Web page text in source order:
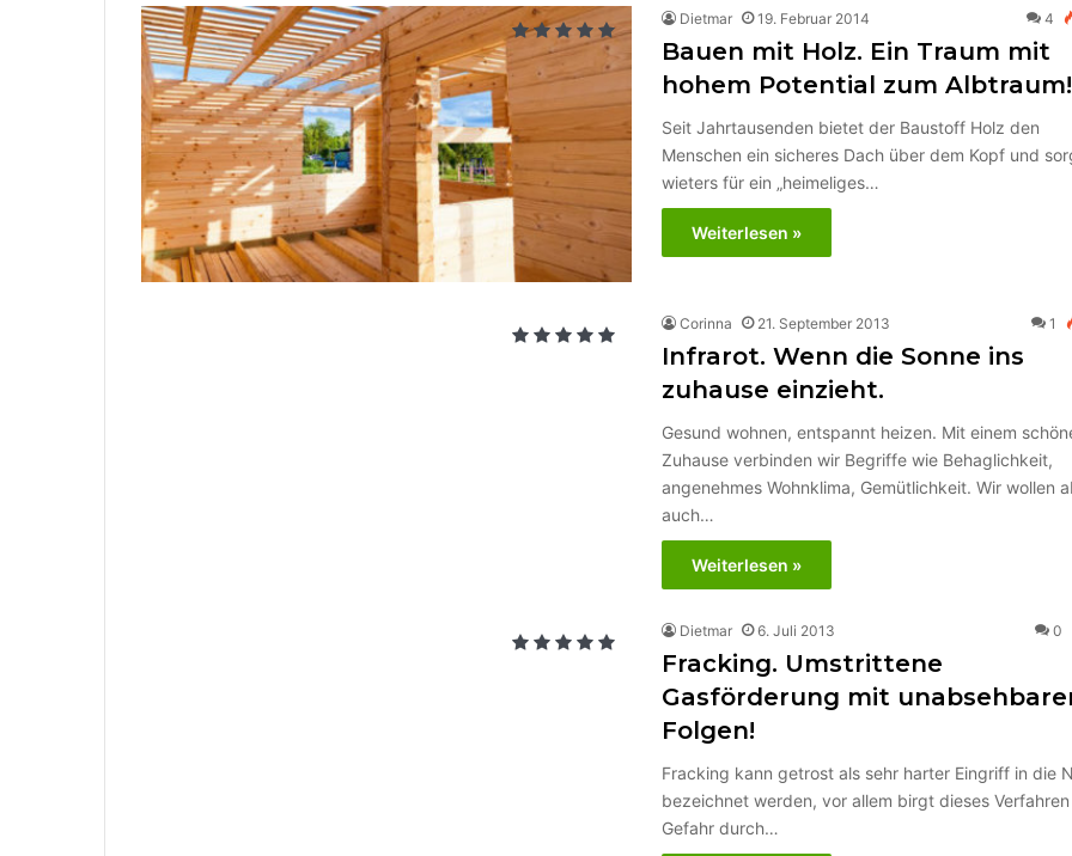
Dietmar 19. Februar 2014 4
Bauen mit Holz. Ein Traum mit
hohem Potential zum Albtraum!
Seit Jahrtausenden bietet der Baustoff Holz den
Menschen ein sicheres Dach über dem Kopf und
wieters für ein „heimeliges…
Weiterlesen »
Corinna 21. September 2013 1
Infrarot. Wenn die Sonne ins
zuhause einzieht.
Gesund wohnen, entspannt heizen. Mit einem
Zuhause verbinden wir Begriffe wie Behaglichkeit,
angenehmes Wohnklima, Gemütlichkeit. Wir wollen
auch…
Weiterlesen »
Dietmar 6. Juli 2013 0
Fracking. Umstrittene
Gasförderung mit
Folgen!
Fracking kann getrost als sehr harter Eingriff in die
bezeichnet werden, vor allem birgt dieses
Gefahr durch…